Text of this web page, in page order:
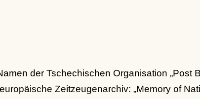
der Tschechischen Organisation „Post
Zeitzeugenarchiv: „Memory of